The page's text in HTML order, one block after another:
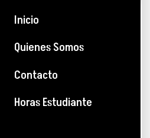
Inicio
Quienes Somos
Contacto
Horas Estudiante